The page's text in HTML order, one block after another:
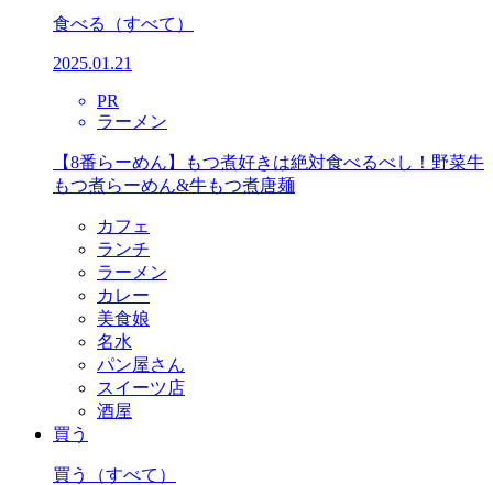
食べる （すべて）
2025.01.21
PR
ラーメン
【8番らーめん】もつ煮好きは絶対食べるべし！野菜牛
もつ煮らーめん&牛もつ煮唐麺
カフェ
ランチ
ラーメン
カレー
美食娘
名水
パン屋さん
スイーツ店
酒屋
買う
買う （すべて）